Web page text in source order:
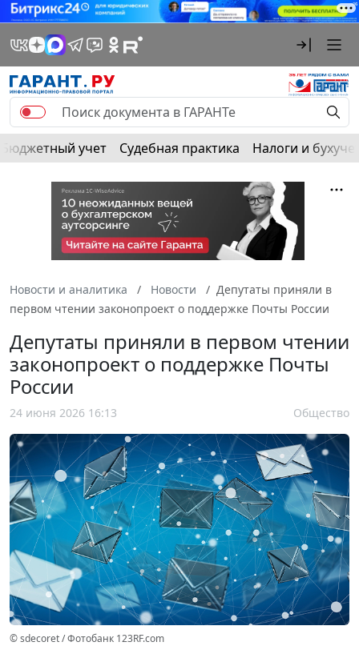
Бюджетный учет Судебная практика Налоги и
Новости и аналитика Новости
Депутаты приняли в
первом чтении законопроект о поддержке Почты России
Депутаты приняли в первом чтении
законопроект о поддержке Почты
России
24 июня 2026 16:13 Общество
© sdecoret / Фотобанк 123RF.com